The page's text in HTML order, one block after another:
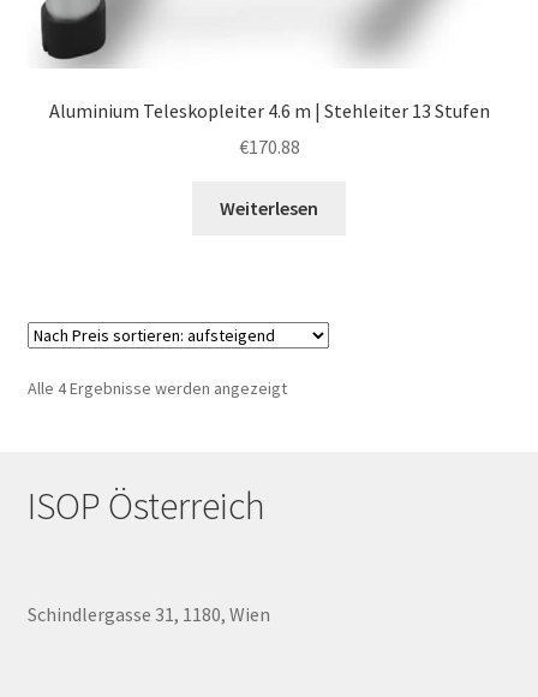
Aluminium Teleskopleiter 4.6 m | Stehleiter 13 Stufen
€170.88
Weiterlesen
Alle 4 Ergebnisse werden angezeigtNach
ISOP Österreich
Schindlergasse 31, 1180, Wien